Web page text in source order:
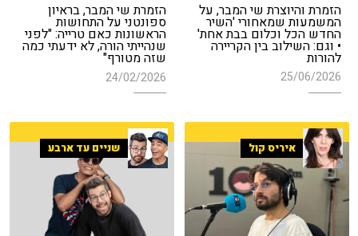
הזמרת והיוצרת שי המבר, על
המשמעות שמאחורי 'השיר
החדש הכל וכלום בבת אחת'
• וגם: השילוב בין הקריירה
להורות
25/06/2026
הזמרת שי המבר, בראיון
ספונטני על התחושות
הראשונות כאם טרייה: "לפני
שנהייתי הורה, לא ידעתי כמה
שזה מטורף"
24/02/2026
איריס קול שניים עד ארבע